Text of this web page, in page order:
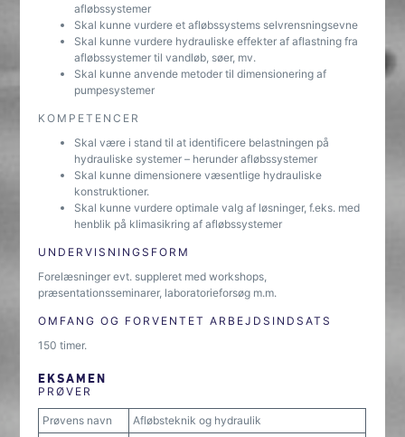
afløbssystemer
Skal kunne vurdere et afløbssystems selvrensningsevne
Skal kunne vurdere hydrauliske effekter af aflastning fra
afløbssystemer til vandløb, søer, mv.
Skal kunne anvende metoder til dimensionering af
pumpesystemer
KOMPETENCER
Skal være i stand til at identificere belastningen på
hydrauliske systemer – herunder afløbssystemer
Skal kunne dimensionere væsentlige hydrauliske
konstruktioner.
Skal kunne vurdere optimale valg af løsninger, f.eks. med
henblik på klimasikring af afløbssystemer
UNDERVISNINGSFORM
Forelæsninger evt. suppleret med workshops,
præsentationsseminarer, laboratorieforsøg m.m.
OMFANG OG FORVENTET ARBEJDSINDSATS
150 timer.
EKSAMEN
PRØVER
Prøvens navn Afløbsteknik og hydraulik